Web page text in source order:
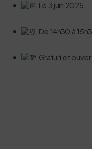
les besoins
le parcourir dans
Le 3 juin 2025
De 14h30 à
Gratuit et